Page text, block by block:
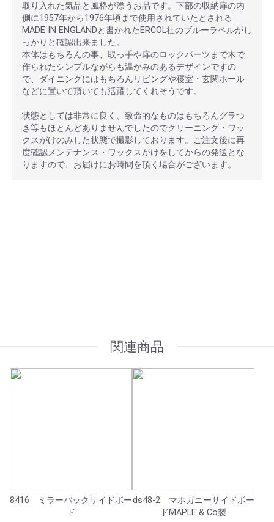
取り入れた気品と風格が漂うお品です。下部の収納扉の内
側に1957年から1976年頃まで使用されていたとされる
MADE IN ENGLANDと書かれたERCOL社のブルーラベルがし
っかりと確認出来ました。
本体はもちろんの事、取っ手や扉のロックパーツまで木で
作られたシンプルながらも温かみのあるデザインですの
で、ダイニングにはもちろんリビングや寝室・玄関ホール
などに置いて頂いても活躍してくれそうです。
状態としては非常に良く、致命的なものはもちろんグラつ
き等もほとんどありませんでしたのでクリーニング・ワッ
クスがけのみした状態で撮影しております。ご注文後に再
度確認メンテナンス・ワックスがけをしてからの発送とな
りますので、お届けにお時間を頂く場合がございます。
関連商品
8416 ミラーバックサイドボー
ド
ds48-2 マホガニーサイドボー
ドMAPLE & Co製